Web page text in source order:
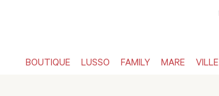
BOUTIQUE LUSSO FAMILY MARE VILLE